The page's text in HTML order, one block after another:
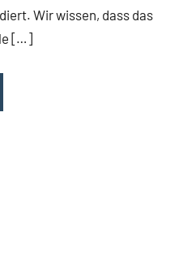
Wir wissen, dass das
[…]